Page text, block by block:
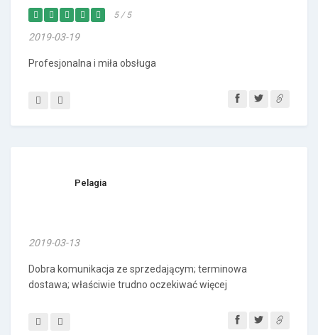
5 / 5
2019-03-19
Profesjonalna i miła obsługa
Pelagia
2019-03-13
Dobra komunikacja ze sprzedającym; terminowa
dostawa; właściwie trudno oczekiwać więcej